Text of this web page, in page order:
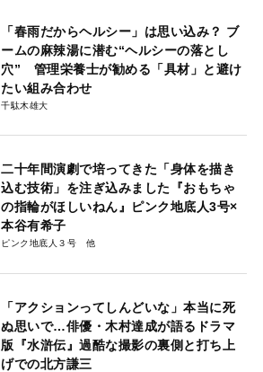
「春雨だからヘルシー」は思い込み？ ブ
ームの麻辣湯に潜む“ヘルシーの落とし
穴” 管理栄養士が勧める「具材」と避け
たい組み合わせ
千駄木雄大
二十年間演劇で培ってきた「身体を描き
込む技術」を注ぎ込みました『おもちゃ
の指輪がほしいねん』ピンク地底人3号×
本谷有希子
ピンク地底人３号
「アクションってしんどいな」本当に死
ぬ思いで…俳優・木村達成が語るドラマ
版『水滸伝』過酷な撮影の裏側と打ち上
げでの北方謙三